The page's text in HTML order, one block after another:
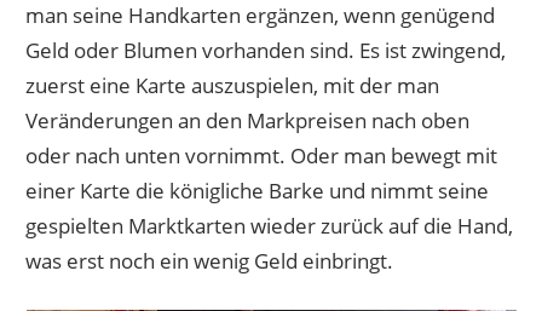
man seine Handkarten ergänzen, wenn genügend
Geld oder Blumen vorhanden sind. Es ist zwingend,
zuerst eine Karte auszuspielen, mit der man
Veränderungen an den Markpreisen nach oben
oder nach unten vornimmt. Oder man bewegt mit
einer Karte die königliche Barke und nimmt seine
gespielten Marktkarten wieder zurück auf die Hand,
was erst noch ein wenig Geld einbringt.